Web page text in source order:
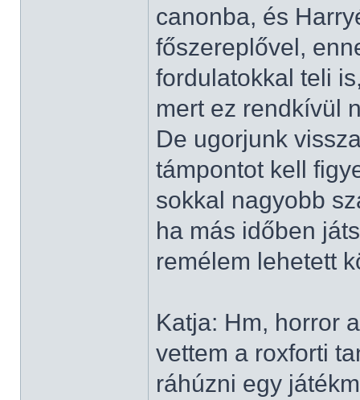
canonba, és
főszereplővel,
fordulatokkal teli
mert ez rendkívül
De ugorjunk
támpontot kell
sokkal nagyobb
ha más időben
remélem lehetett
Katja: Hm, horror
vettem a roxforti
ráhúzni egy